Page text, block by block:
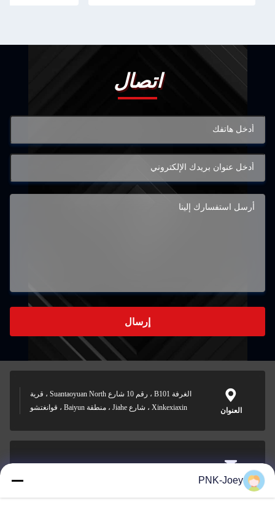
اتصال
إرسال
العنوان
الغرفة B101 ، رقم 10 شارع Suantaoyuan North ، قرية
Xinkexiaxin ، شارع Jiahe ، منطقة Baiyun ، قوانغتشو
البريد
xianzhihao@gzxingchao.infoPNK-Joey